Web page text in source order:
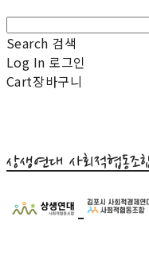
Search 검색
Log In 로그인
Cart장바구니
상생연대 사회적협동조